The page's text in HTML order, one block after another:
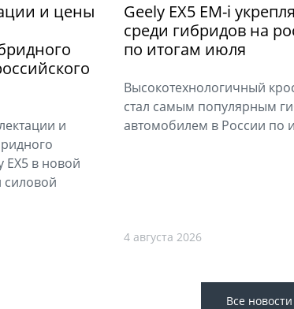
и цены
и
EX5 в новой
силовой
Geely EX5 EM-i
среди гибридов на
по итогам июля
Высокотехнологичный
стал самым популярным
автомобилем в России по
4 августа 2026
Все новости